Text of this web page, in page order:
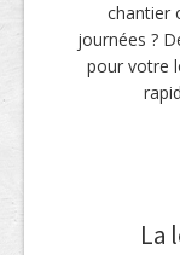
chantier
journées ?
pour votre
La